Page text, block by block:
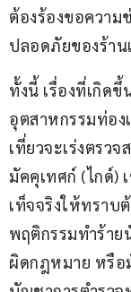
ต้องร้องขอความ
ปลอดภัยของร้าน
ทั้งนี้ เรื่องที่เกิด
อุตสาหกรรมท่อง
เที่ยวจะเร่งตรว
มัคคุเทศก์ (ไกด์)
เท็จจริงให้ทรา
พฤติกรรมทำร้าย
ผิดกฎหมาย หรือ